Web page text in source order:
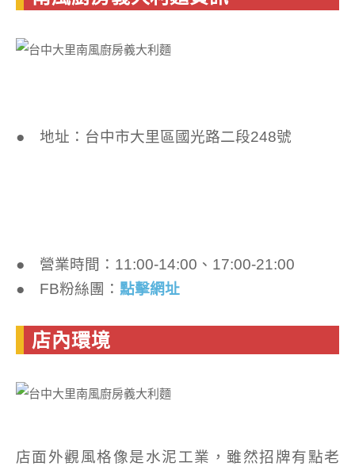
● 地址：台中市大里區國光路二段248號
● 營業時間：11:00-14:00、17:00-21:00
● FB粉絲團： 點擊網址
店內環境
店面外觀風格像是水泥工業，雖然招牌有點老